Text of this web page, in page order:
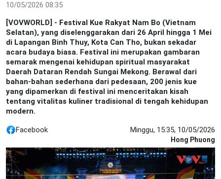
10/05/2026 08:35
[VOVWORLD] - Festival Kue Rakyat Nam Bo (Vietnam
Selatan), yang diselenggarakan dari 26 April hingga 1 Mei
di Lapangan Binh Thuy, Kota Can Tho, bukan sekadar
acara budaya biasa. Festival ini merupakan gambaran
semarak mengenai kehidupan spiritual masyarakat
Daerah Dataran Rendah Sungai Mekong. Berawal dari
bahan-bahan sederhana dari pedesaan, 200 jenis kue
yang dipamerkan di festival ini menceritakan kisah
tentang vitalitas kuliner tradisional di tengah kehidupan
modern.
Facebook Minggu, 15:35, 10/05/2026
Hong Phuong